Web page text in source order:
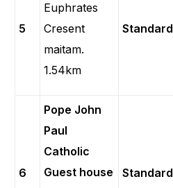
5
Euphrates
Cresent
maitam.
1.54km
Standard
6
Pope John
Paul
Catholic
Guest house
Standard